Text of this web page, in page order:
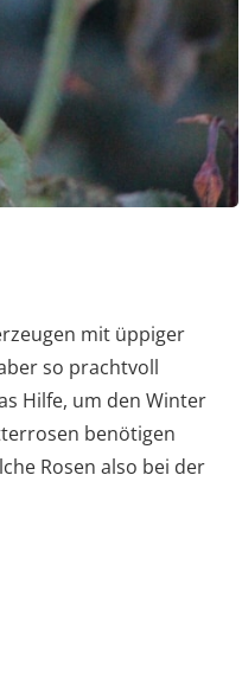
mit üppiger
so prachtvoll
Hilfe, um den Winter
benötigen
Rosen also bei der